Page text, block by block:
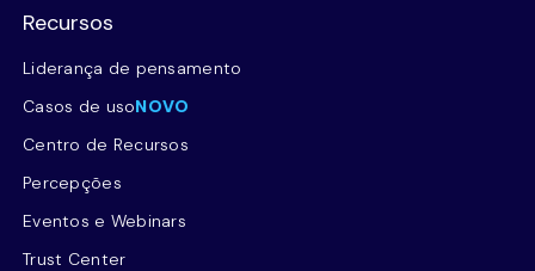
Recursos
Liderança de pensamento
Casos de usoNOVO
Centro de Recursos
Percepções
Eventos e Webinars
Trust Center